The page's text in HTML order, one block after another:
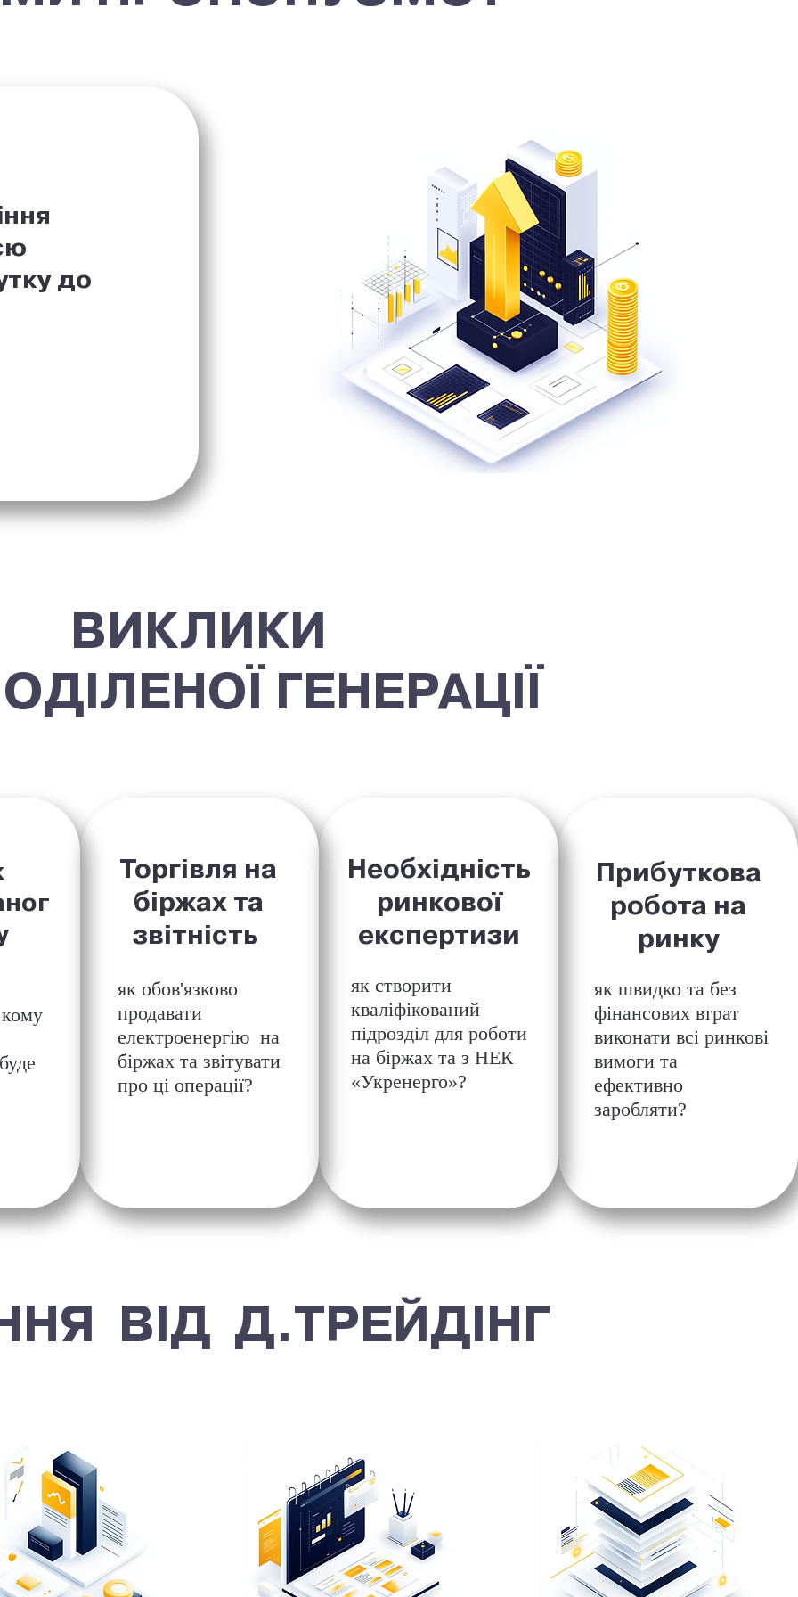
до
ВИКЛИКИ
ГЕНЕРАЦІЇ
Торгівля на
біржах та
звітність
як обов'язково
продавати
електроенергію на
біржах та звітувати
про ці операції?
Необхідність
ринкової
експертизи
як створити
кваліфікований
підрозділ для роботи
на біржах та з НЕК
«Укренерго»?
Прибуткова
робота на
ринку
як швидко та без
фінансових втрат
виконати всі ринкові
вимоги та
ефективно
заробляти?
ВІД Д.ТРЕЙДІНГ